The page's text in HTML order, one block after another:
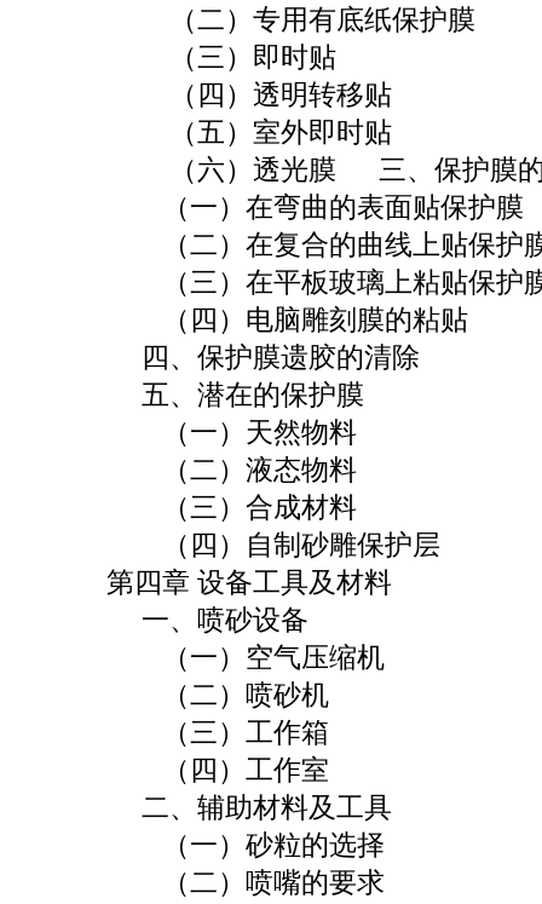
（二）专用有底纸保护膜
（三）即时贴
（四）透明转移贴
（五）室外即时贴
（六）透光膜 三、保护膜的
（一）在弯曲的表面贴保护膜
（二）在复合的曲线上贴保护
（三）在平板玻璃上粘贴保护
（四）电脑雕刻膜的粘贴
四、保护膜遗胶的清除
五、潜在的保护膜
（一）天然物料
（二）液态物料
（三）合成材料
（四）自制砂雕保护层
第四章 设备工具及材料
一、喷砂设备
（一）空气压缩机
（二）喷砂机
（三）工作箱
（四）工作室
二、辅助材料及工具
（一）砂粒的选择
（二）喷嘴的要求